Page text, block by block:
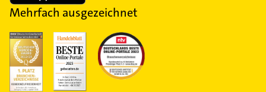
Mehrfach ausgezeichnet